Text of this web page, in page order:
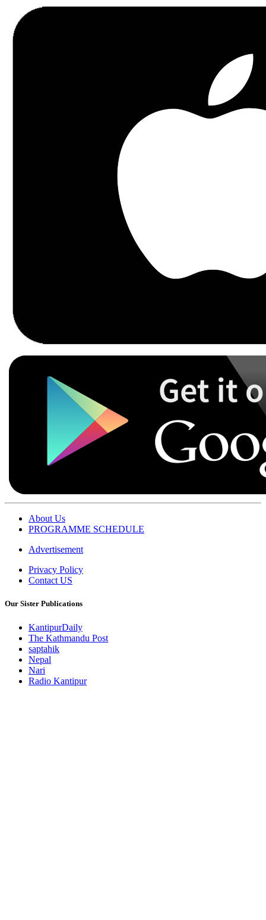
About Us
PROGRAMME SCHEDULE
Advertisement
Privacy Policy
Contact US
Our Sister Publications
KantipurDaily
The Kathmandu Post
saptahik
Nepal
Nari
Radio Kantipur